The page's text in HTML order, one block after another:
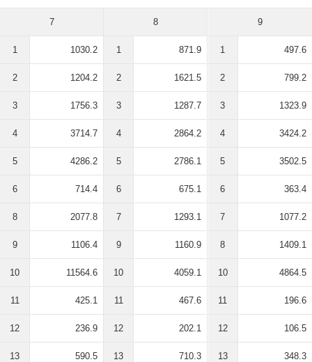
7
1 1030.2
2 1204.2
3 1756.3
4 3714.7
5 4286.2
6 714.4
8 2077.8
9 1106.4
10 11564.6
11 425.1
12 236.9
13 590.5
8
1 871.9
2 1621.5
3 1287.7
4 2864.2
5 2786.1
6 675.1
7 1293.1
9 1160.9
10 4059.1
11 467.6
12 202.1
13 710.3
9
1 497.6
2 799.2
3 1323.9
4 3424.2
5 3502.5
6 363.4
7 1077.2
8 1409.1
10 4864.5
11 196.6
12 106.5
13 348.3